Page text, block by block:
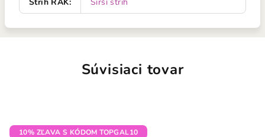
Súvisiaci tovar
10% ZĽAVA S KÓDOM TOPGAL10